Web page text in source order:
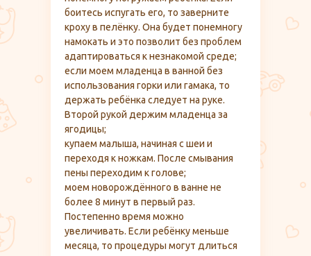
боитесь испугать его, то заверните
кроху в пелёнку. Она будет понемногу
намокать и это позволит без проблем
адаптироваться к незнакомой среде;
если моем младенца в ванной без
использования горки или гамака, то
держать ребёнка следует на руке.
Второй рукой держим младенца за
ягодицы;
купаем малыша, начиная с шеи и
переходя к ножкам. После смывания
пены переходим к голове;
моем новорождённого в ванне не
более 8 минут в первый раз.
Постепенно время можно
увеличивать. Если ребёнку меньше
месяца, то процедуры могут длиться